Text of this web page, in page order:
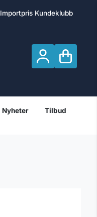
Importpris Kundeklubb
Nyheter
Tilbud